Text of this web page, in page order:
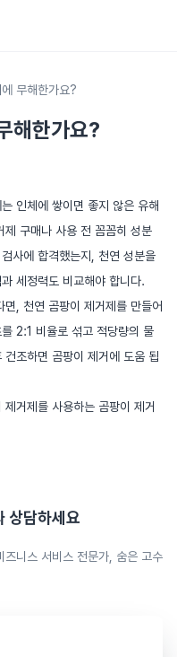
무해한가요?
해한가요?
인체에 쌓이면 좋지 않은 유해
제 구매나 사용 전 꼼꼼히 성분
사에 합격했는지, 천연 성분을
세정력도 비교해야 합니다.
, 천연 곰팡이 제거제를 만들어
2:1 비율로 섞고 적당량의 물
조하면 곰팡이 제거에 도움 됩
거제를 사용하는 곰팡이 제거
상담하세요
니스 서비스 전문가, 숨은 고수